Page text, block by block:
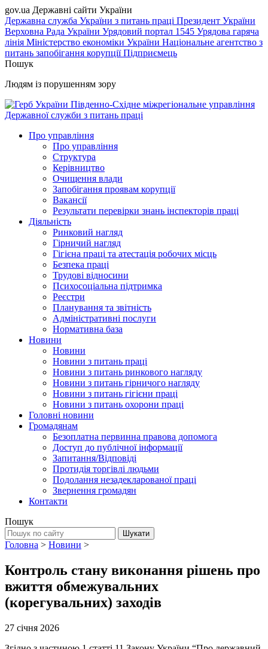
gov.ua Державні сайти України
Державна служба України з питань праці Президент України
Верховна Рада України Урядовий портал 1545 Урядова гаряча
лінія Міністерство економіки України Національне агентство з
питань запобігання корупціїПідприємець
Пошук
Людям із порушенням зору
Південно-Східне міжрегіональне управління
Державної служби з питань праці
Про управління
Про управління
Структура
Керівництво
Очищення влади
Запобігання проявам корупції
Вакансії
Результати перевірки знань інспекторів праці
Діяльність
Ринковий нагляд
Гірничий нагляд
Гігієна праці та атестація робочих місць
Безпека праці
Трудові відносини
Психосоціальна підтримка
Реєстри
Планування та звітність
Адміністративні послуги
Нормативна база
Новини
Новини
Новини з питань праці
Новини з питань ринкового нагляду
Новини з питань гірничого нагляду
Новини з питань гігієни праці
Новини з питань охорони праці
Головні новини
Громадянам
Безоплатна первинна правова допомога
Доступ до публічної інформації
Запитання/Відповіді
Протидія торгівлі людьми
Подолання незадекларованої праці
Звернення громадян
Контакти
Пошук
Головна > Новини >
Контроль стану виконання рішень про
вжиття обмежувальних
(корегувальних) заходів
27 січня 2026